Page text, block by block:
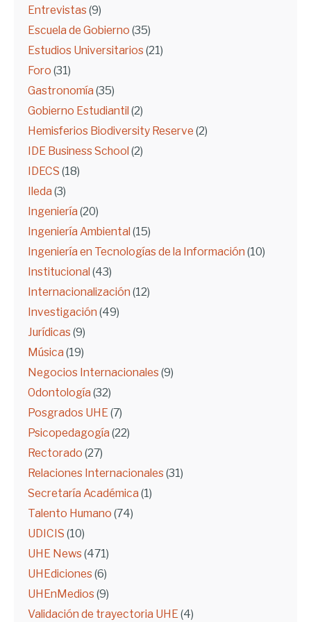
Entrevistas (9)
Escuela de Gobierno (35)
Estudios Universitarios (21)
Foro (31)
Gastronomía (35)
Gobierno Estudiantil (2)
Hemisferios Biodiversity Reserve (2)
IDE Business School (2)
IDECS (18)
Ileda (3)
Ingeniería (20)
Ingeniería Ambiental (15)
Ingeniería en Tecnologías de la Información (10)
Institucional (43)
Internacionalización (12)
Investigación (49)
Jurídicas (9)
Música (19)
Negocios Internacionales (9)
Odontología (32)
Posgrados UHE(7)
Psicopedagogía (22)
Rectorado (27)
Relaciones Internacionales (31)
Secretaría Académica (1)
Talento Humano (74)
UDICIS (10)
UHE News (471)
UHEdiciones (6)
UHEnMedios (9)
Validación de trayectoria UHE(4)